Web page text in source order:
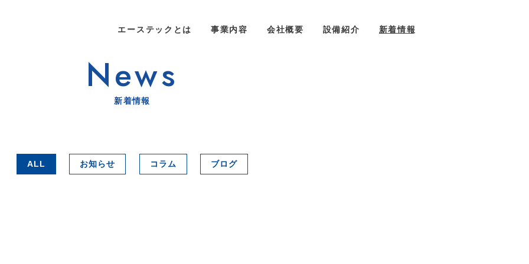
エーステックとは 事業内容 会社概要 設備紹介 新着情報
News
新着情報
ALL お知らせ コラム ブログ